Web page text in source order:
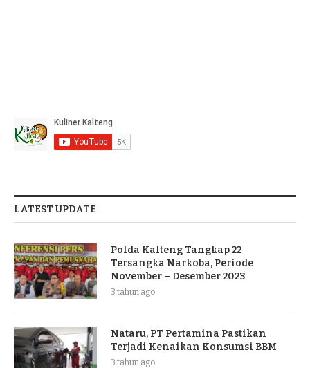
LATEST UPDATE
Polda Kalteng Tangkap 22
Tersangka Narkoba, Periode
November – Desember 2023
3 tahun ago
Nataru, PT Pertamina Pastikan
Terjadi Kenaikan Konsumsi BBM
3 tahun ago